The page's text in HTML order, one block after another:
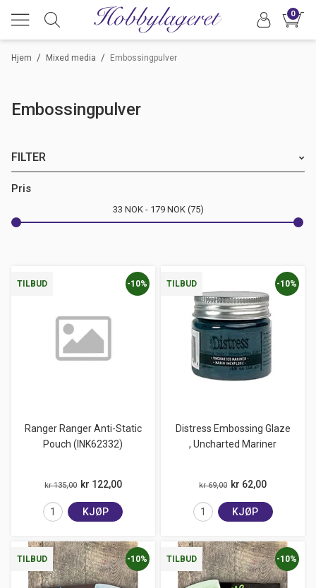
0
/
Hjem /
Mixed media Embossingpulver
Embossingpulver
FILTER
Merke
Farge
Pris
33 NOK 179 NOK 75
TILBUD
Ranger Ranger Anti-Static
Pouch (INK62332)
-10%
kr 135,00 kr 122,00
KJØP
TILBUD
Distress Embossing Glaze
, Uncharted Mariner
-10%
kr 69,00 kr 62,00
KJØP
TILBUD -10% TILBUD -10%